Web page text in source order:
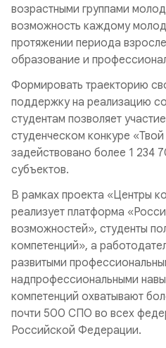
возрастными группами
возможность каждому
протяжении периода
образование и
Формировать траекторию
поддержку на реализацию
студентам позволяет
студенческом конкуре
задействовано более 1 234
субъектов.
В рамках проекта «Центры
реализует платформа
возможностей», студенты
компетенций», а
развитыми
надпрофессиональными
компетенций охватывают
почти 500 СПО во всех
Российской Федерации.